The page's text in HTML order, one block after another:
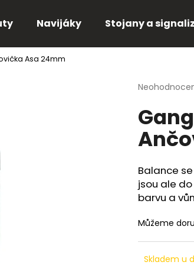
Navijáky Stojany a
Asa 24mm
Průměrné
produktu
je
0,0
z
hvězdiček.
Balance
jsou ale
barvu a
Můžeme
Skladem u
Co potřebujete najít?